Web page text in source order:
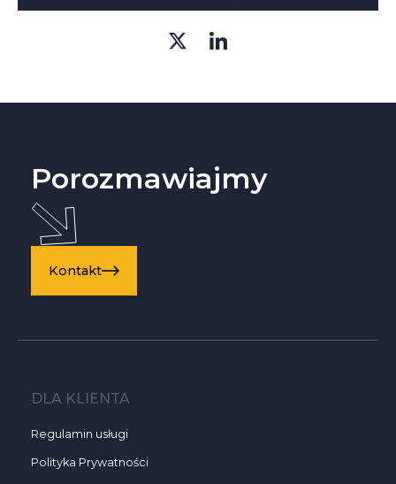
Porozmawiajmy
Kontakt
DLA KLIENTA
Regulamin usługi
Polityka Prywatności